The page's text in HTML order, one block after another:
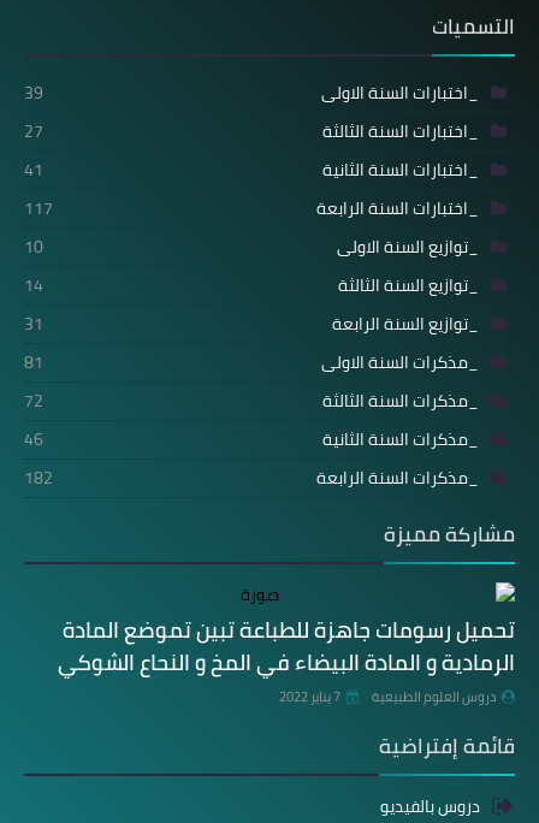
التسميات
_اختبارات السنة الاولى
39
_اختبارات السنة الثالثة
27
_اختبارات السنة الثانية
41
_اختبارات السنة الرابعة
117
_توازيع السنة الاولى
10
_توازيع السنة الثالثة
14
_توازيع السنة الرابعة
31
_مذكرات السنة الاولى
81
_مذكرات السنة الثالثة
72
_مذكرات السنة الثانية
46
_مذكرات السنة الرابعة
182
مشاركة مميزة
تحميل رسومات جاهزة للطباعة تبين تموضع المادة
الرمادية و المادة البيضاء في المخ و النحاع الشوكي
دروس العلوم الطبيعية 7 يناير 2022
قائمة إفتراضية
دروس بالفيديو